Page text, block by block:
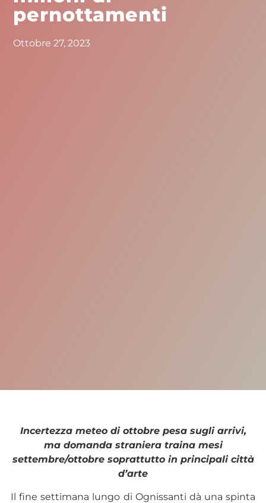
pernottamenti
Ottobre 27, 2023
Incertezza meteo di ottobre pesa sugli arrivi,
ma domanda straniera traina mesi
settembre/ottobre soprattutto in principali città
d’arte
Il fine settimana lungo di Ognissanti dà una spinta